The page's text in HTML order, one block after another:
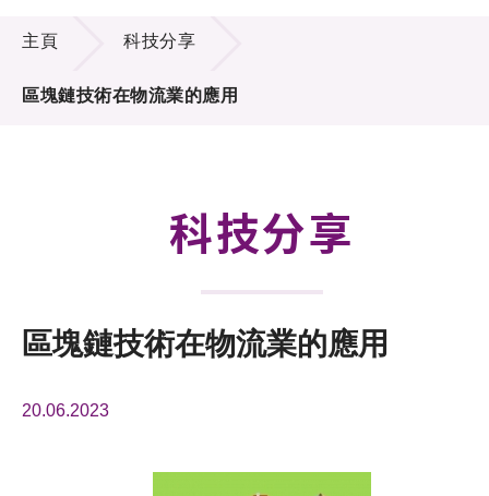
技術商品化
項目及資助計劃
科技分享
主頁 科技分享
區塊鏈技術在物流業的應用
科技分享
區塊鏈技術在物流業的應用
20.06.2023